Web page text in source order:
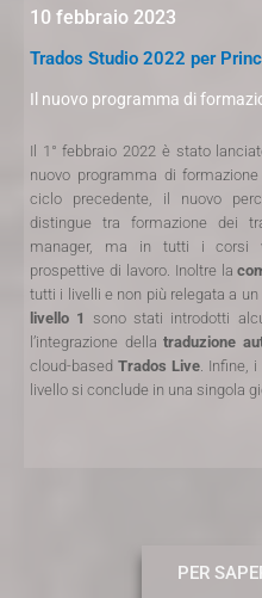
10 febbraio 2023
Trados Studio 2022 per
Il nuovo programma di
Il 1° febbraio 2022 è stato
nuovo programma di
ciclo precedente, il nuovo
distingue tra formazione dei
manager, ma in tutti i corsi
prospettive di lavoro. Inoltre la
tutti i livelli e non più relegata a
livello 1 sono stati introdotti
l’integrazione dellatraduzione
cloud-basedTrados Live .
livello si conclude in una singola
PER